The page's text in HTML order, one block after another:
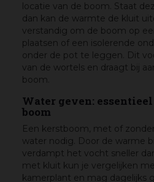
locatie van de boom. Staat
dan kan de warmte de kluit
verstandig om de boom op
plaatsen of een isolerende
onder de pot te leggen. Dit
van de wortels en draagt bij
boom.
Water geven:
boom
Een kerstboom, met of
water nodig. Door de warme
verdampt het vocht sneller
met kluit kun je vergelijken
kamerplant en mag dagelijks